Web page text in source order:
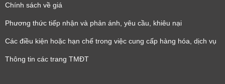
Chính sách về giá
Phương thức tiếp nhận và phản ánh, yêu cầu, khiêu nại
Các điều kiện hoặc hạn chế trong việc cung cấp hàng hóa, dịch vụ
Thông tin các trang TMĐT